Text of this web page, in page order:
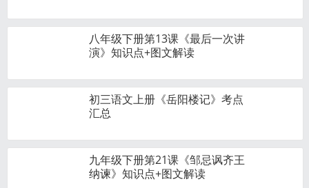
八年级下册第13课《最后一次讲
演》知识点+图文解读
初三语文上册《岳阳楼记​》考点
汇总
九年级下册第21课《邹忌讽齐王
纳谏》知识点+图文解读